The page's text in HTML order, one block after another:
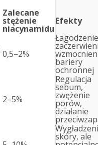
Zalecane
stężenie
niacynamidu
Efekty
0,5–2%
Łagodzenie
bariery
ochronnej
2–5%
Regulacja
sebum,
zwężenie
porów,
działanie
skóry, ale